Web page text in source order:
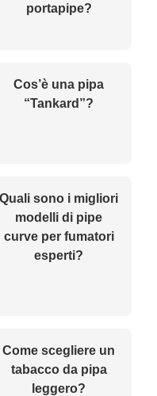
portapipe?
Cos’è una pipa
“Tankard”?
Quali sono i migliori
modelli di pipe
curve per fumatori
esperti?
Come scegliere un
tabacco da pipa
leggero?